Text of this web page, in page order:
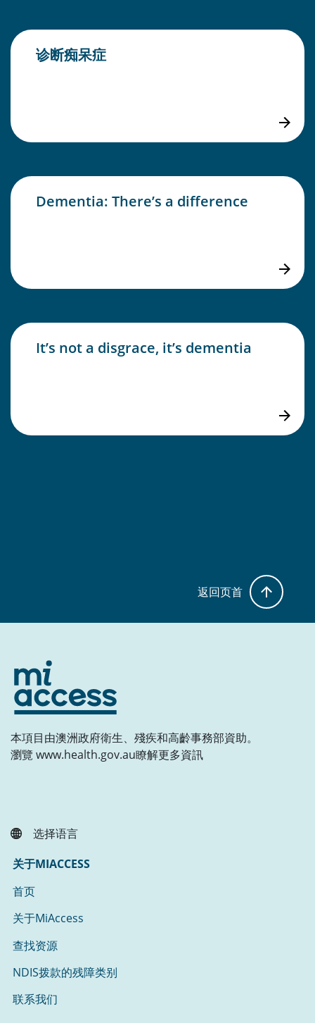
诊断痴呆症
Dementia: There’s a difference
It’s not a disgrace, it’s dementia
返回页首
本項目由澳洲政府衛生、殘疾和高齡事務部資助。
瀏覽 www.health.gov.au瞭解更多資訊
选择语言
关于MIACCESS
首页
关于MiAccess
查找资源
NDIS拨款的残障类别
联系我们